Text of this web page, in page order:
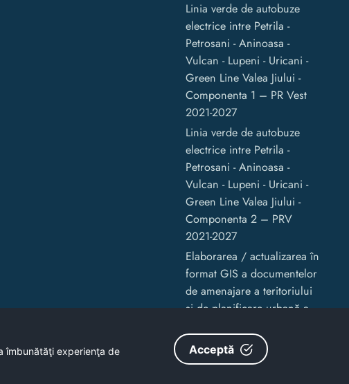
Linia verde de autobuze
electrice intre Petrila -
Petrosani - Aninoasa -
Vulcan - Lupeni - Uricani -
Green Line Valea Jiului -
Componenta 1 – PR Vest
2021-2027
Linia verde de autobuze
electrice intre Petrila -
Petrosani - Aninoasa -
Vulcan - Lupeni - Uricani -
Green Line Valea Jiului -
Componenta 2 – PRV
2021-2027
Elaborarea / actualizarea în
format GIS a documentelor
de amenajare a teritoriului
și de planificare urbană a
îmbunătăţi experienţa de
Acceptă